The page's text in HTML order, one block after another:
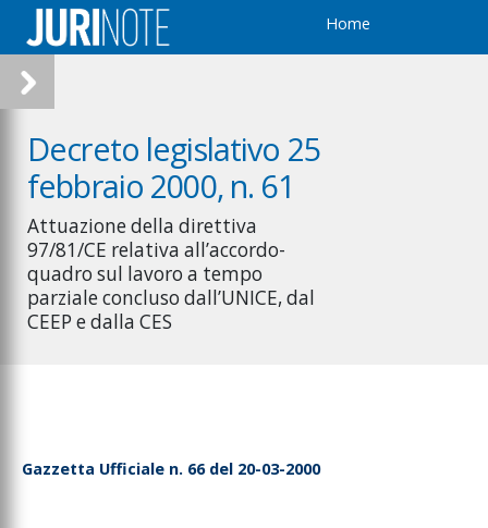
Home
Decreto legislativo 25
febbraio 2000, n. 61
Attuazione della direttiva
97/81/CE relativa all’accordo-
quadro sul lavoro a tempo
parziale concluso dall’UNICE, dal
CEEP e dalla CES
Gazzetta Ufficiale n. 66 del 20-03-2000